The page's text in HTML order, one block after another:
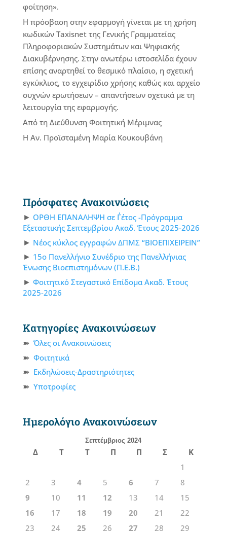
φοίτηση».
Η πρόσβαση στην εφαρμογή γίνεται με τη χρήση
κωδικών Taxisnet της Γενικής Γραμματείας
Πληροφοριακών Συστημάτων και Ψηφιακής
Διακυβέρνησης. Στην ανωτέρω ιστοσελίδα έχουν
επίσης αναρτηθεί το θεσμικό πλαίσιο, η σχετική
εγκύκλιος, το εγχειρίδιο χρήσης καθώς και αρχείο
συχνών ερωτήσεων – απαντήσεων σχετικά με τη
λειτουργία της εφαρμογής.
Από τη Διεύθυνση Φοιτητική Μέριμνας
Η Αν. Προϊσταμένη Μαρία Κουκουβάνη
Πρόσφατες Ανακοινώσεις
ΟΡΘΗ ΕΠΑΝΑΛΗΨΗ σε Γ΄έτος -Πρόγραμμα
Εξεταστικής Σεπτεμβρίου Ακαδ. Έτους 2025-2026
Νέος κύκλος εγγραφών ΔΠΜΣ “ΒΙΟΕΠΙΧΕΙΡΕΙΝ”
15ο Πανελλήνιο Συνέδριο της Πανελλήνιας
Ένωσης Βιοεπιστημόνων (Π.Ε.Β.)
Φοιτητικό Στεγαστικό Επίδομα Ακαδ. Έτους
2025-2026
Κατηγορίες Ανακοινώσεων
Όλες οι Ανακοινώσεις
Φοιτητικά
Εκδηλώσεις-Δραστηριότητες
Υποτροφίες
Ημερολόγιο Ανακοινώσεων
Σεπτέμβριος 2024
Δ Τ Τ Π Π Σ
Κ
1
2
3 4 5 6 7
8
9
10 11 12 13 14
15
16
17 18 19 20 21
22
23
24 25 26 27 28
29